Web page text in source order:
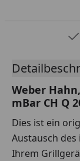
Weber
mBar CH Q
Dies ist ein
Austausch
Ihrem